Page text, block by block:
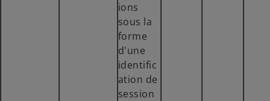
ions
sous la
forme
d'une
identific
ation de
session